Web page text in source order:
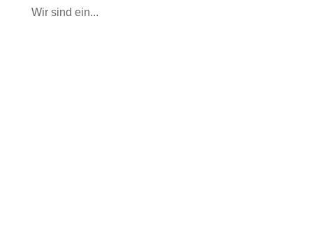
Wir sind ein...